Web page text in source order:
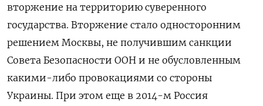
вторжение на территорию суверенного
государства. Вторжение стало односторонним
решением Москвы, не получившим санкции
Совета Безопасности ООН и не обусловленным
какими-либо провокациями со стороны
Украины. При этом еще в 2014-м Россия